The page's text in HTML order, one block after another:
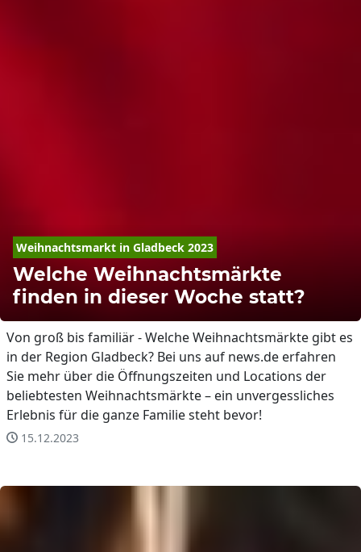
Weihnachtsmarkt in Gladbeck 2023
Welche Weihnachtsmärkte
finden in dieser Woche statt?
Von groß bis familiär - Welche Weihnachtsmärkte gibt es
in der Region Gladbeck? Bei uns auf news.de erfahren
Sie mehr über die Öffnungszeiten und Locations der
beliebtesten Weihnachtsmärkte – ein unvergessliches
Erlebnis für die ganze Familie steht bevor!
15.12.2023